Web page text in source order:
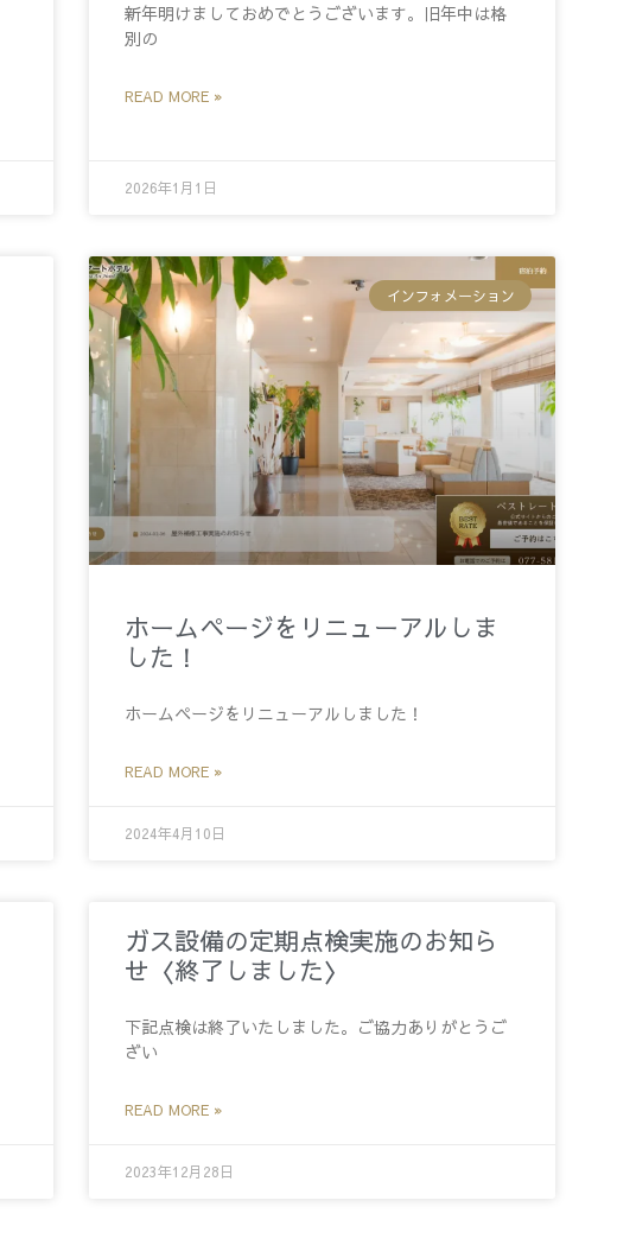
新年明けましておめでとうございます。旧年中は格
別の
READ MORE »
2026年1月1日
インフォメーション
ホームページをリニューアルしま
した！
ホームページをリニューアルしました！
READ MORE »
2024年4月10日
ガス設備の定期点検実施のお知ら
せ〈終了しました〉
下記点検は終了いたしました。ご協力ありがとうご
ざい
READ MORE »
2023年12月28日